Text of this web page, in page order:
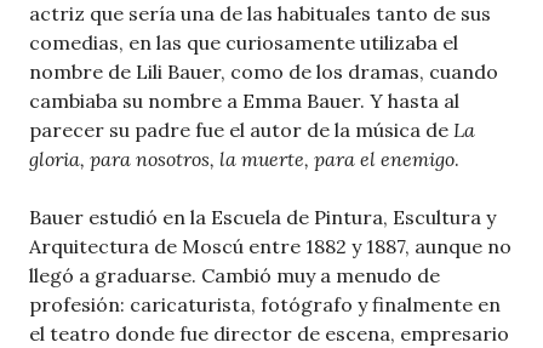
actriz que sería una de las habituales tanto de sus
comedias, en las que curiosamente utilizaba el
nombre de Lili Bauer, como de los dramas, cuando
cambiaba su nombre a Emma Bauer. Y hasta al
parecer su padre fue el autor de la música de La
gloria, para nosotros, la muerte, para el enemigo.
Bauer estudió en la Escuela de Pintura, Escultura y
Arquitectura de Moscú entre 1882 y 1887, aunque no
llegó a graduarse. Cambió muy a menudo de
profesión: caricaturista, fotógrafo y finalmente en
el teatro donde fue director de escena, empresario